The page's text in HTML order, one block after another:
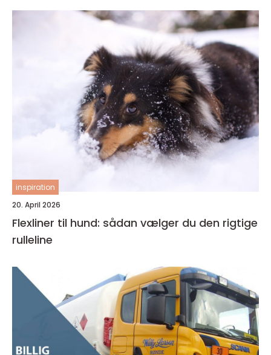
inspiration
20. April 2026
Flexliner til hund: sådan vælger du den rigtige
rulleline